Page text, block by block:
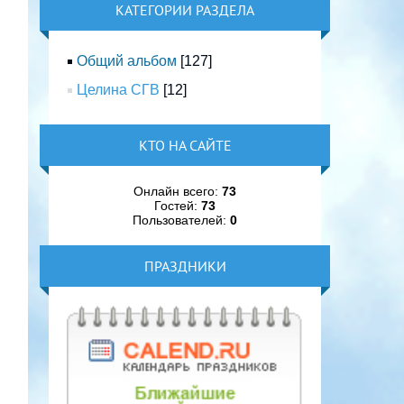
КАТЕГОРИИ РАЗДЕЛА
Общий альбом [127]
Целина СГВ [12]
КТО НА САЙТЕ
Онлайн всего:73
Гостей:73
Пользователей:0
ПРАЗДНИКИ